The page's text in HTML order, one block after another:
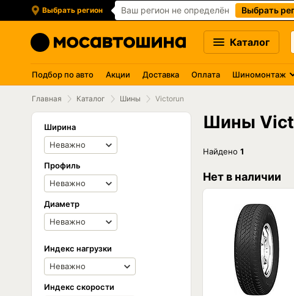
Выбрать регион Ваш регион не определён Выбрать
Каталог
Подбор по авто Акции Доставка Оплата Шиномонтаж
Главная Каталог Шины Victorun
Ширина
Профиль
Диаметр
Индекс нагрузки
Индекс скорости
Шины
Найдено 1
Нет в наличии